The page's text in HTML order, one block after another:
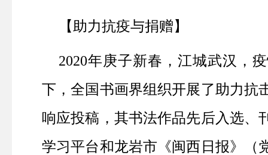
【助力抗疫与捐赠】
2020年庚子新春，江城武汉，
下，全国书画界组织开展了助力抗
响应投稿，其书法作品先后入选、
学习平台和龙岩市《闽西日报》（